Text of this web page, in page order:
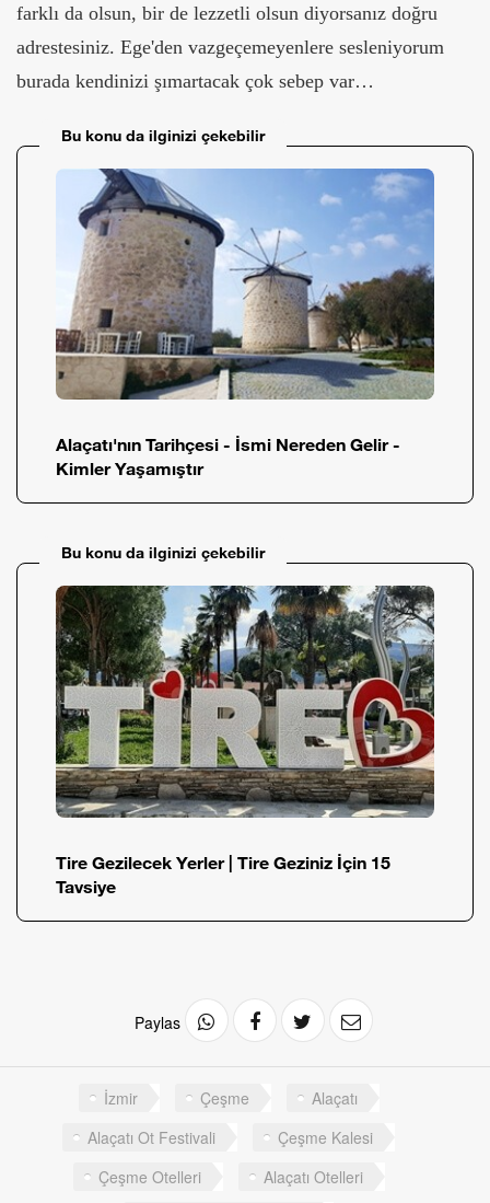
farklı da olsun, bir de lezzetli olsun diyorsanız doğru
adrestesiniz. Ege'den vazgeçemeyenlere sesleniyorum
burada kendinizi şımartacak çok sebep var…
Bu konu da ilginizi çekebilir
Alaçatı'nın Tarihçesi - İsmi Nereden Gelir -
Kimler Yaşamıştır
Bu konu da ilginizi çekebilir
Tire Gezilecek Yerler | Tire Geziniz İçin 15
Tavsiye
Paylas
İzmir Çeşme
Alaçatı
Alaçatı Ot Festivali
Çeşme Kalesi
Çeşme Otelleri
Alaçatı Otelleri